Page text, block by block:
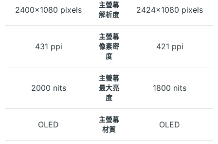
2400x1080 pixels
主螢幕
解析度
2424x1080 pixels
431 ppi
主螢幕
像素密
度
421 ppi
2000 nits
主螢幕
最大亮
度
1800 nits
OLED
主螢幕
材質
OLED